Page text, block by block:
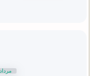
مرداد 3, 1404 در 2:55 ق.ظ